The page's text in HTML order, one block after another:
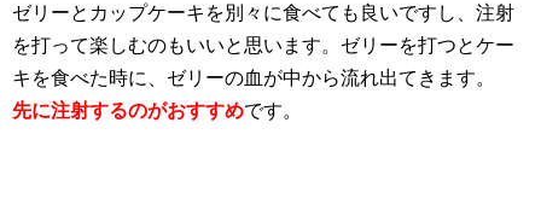
ゼリーとカップケーキを別々に食べても良いですし、注射
を打って楽しむのもいいと思います。ゼリーを打つとケー
キを食べた時に、ゼリーの血が中から流れ出てきます。
先に注射するのがおすすめです。